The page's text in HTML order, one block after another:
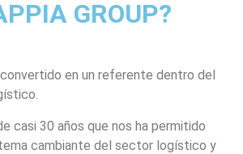
GROUP?
en un referente dentro del
casi 30 años que nos ha permitido
cambiante del sector logístico y